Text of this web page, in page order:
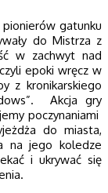
gatunku
do Mistrza z
w zachwyt nad
epoki wręcz w
z kronikarskiego
Akcja gry
poczynaniami
do miasta,
na jego koledze
i ukrywać się